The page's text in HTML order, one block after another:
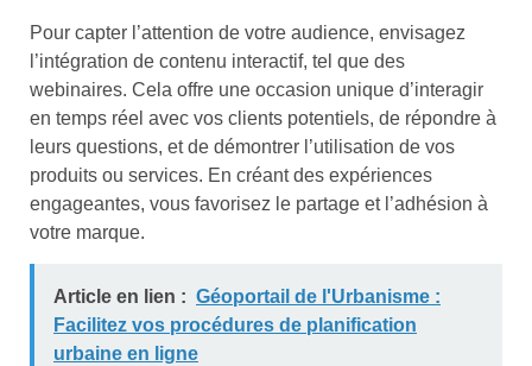
Pour capter l’attention de votre audience, envisagez
l’intégration de contenu interactif, tel que des
webinaires. Cela offre une occasion unique d’interagir
en temps réel avec vos clients potentiels, de répondre à
leurs questions, et de démontrer l’utilisation de vos
produits ou services. En créant des expériences
engageantes, vous favorisez le partage et l’adhésion à
votre marque.
Article en lien : Géoportail de l'Urbanisme :
Facilitez vos procédures de planification
urbaine en ligne